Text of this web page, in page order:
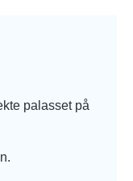
palasset på